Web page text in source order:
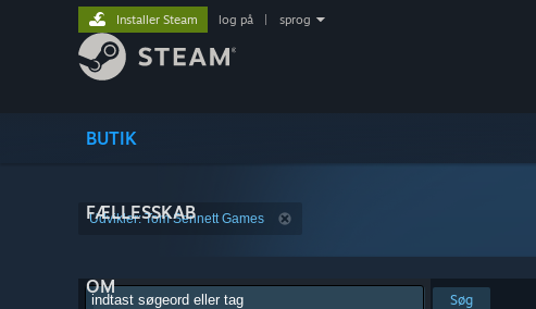
BUTIK
FÆLLESSKAB
OM
Installer Steam log på sprog
Udvikler: Tom Sennett Games
Søg